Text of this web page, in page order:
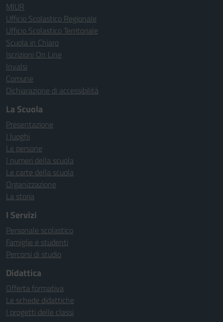
MIUR
Ufficio Scolastico Regionale
Ufficio Scolastico Territoriale
Scuola in Chiaro
Iscrizioni On Line
Invalsi
Comune
Dichiarazione di accessibilità
La Scuola
Presentazione
I luoghi
Le persone
I numeri della scuola
Le carte della scuola
Organizzazione
La storia
I Servizi
Personale scolastico
Famiglie e studenti
Percorsi di studio
Didattica
Offerta formativa
Le schede didattiche
I progetti delle classi